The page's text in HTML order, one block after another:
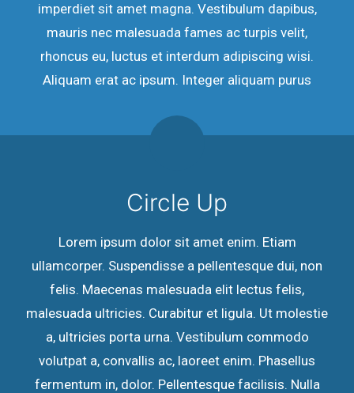
imperdiet sit amet magna. Vestibulum dapibus,
mauris nec malesuada fames ac turpis velit,
rhoncus eu, luctus et interdum adipiscing wisi.
Aliquam erat ac ipsum. Integer aliquam purus
Circle Up
Lorem ipsum dolor sit amet enim. Etiam
ullamcorper. Suspendisse a pellentesque dui, non
felis. Maecenas malesuada elit lectus felis,
malesuada ultricies. Curabitur et ligula. Ut molestie
a, ultricies porta urna. Vestibulum commodo
volutpat a, convallis ac, laoreet enim. Phasellus
fermentum in, dolor. Pellentesque facilisis. Nulla